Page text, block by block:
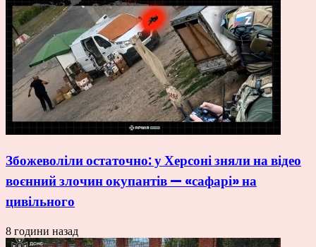
Збожеволіли остаточно: у Херсоні зняли на відео
воєнний злочин окупантів — «сафарі» на
цивільного
8 години назад